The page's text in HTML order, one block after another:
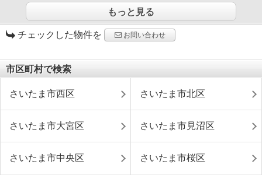
もっと見る
チェックした物件を お問い合わせ
市区町村で検索
さいたま市西区 さいたま市北区
さいたま市大宮区 さいたま市見沼区
さいたま市中央区 さいたま市桜区